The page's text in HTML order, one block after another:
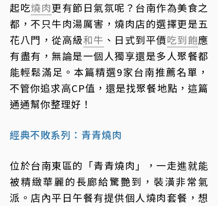
起吃燒肉更有節日氣氛呢？台南作為美食之
都，不只牛肉湯厲害，燒肉店的選擇更是五
花八門，從高級和牛 、日式到平價吃到飽應
有盡有，無論是一個人獨享還是多人聚餐都
能輕鬆滿足。本篇精選9家台南推薦名單，
不管你追求高CP值，還是找聚餐地點，這篇
通通幫你整理好！
經典不敗系列：青青燒肉
位於台南東區的「青青燒肉」，一走進就能
被精緻華麗的長廊給驚艷到，裝潢非常氣
派。店內平日午餐有提供個人燒肉套餐，想